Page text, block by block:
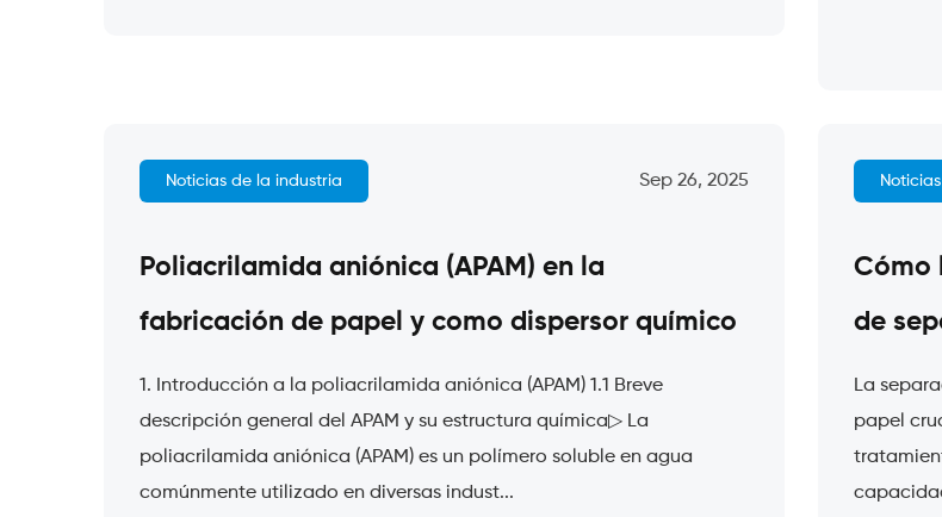
Noticias de la industria Sep 26, 2025
Poliacrilamida aniónica (APAM) en la
fabricación de papel y como dispersor químico
1. Introducción a la poliacrilamida aniónica (APAM) 1.1 Breve
descripción general del APAM y su estructura química▷ La
poliacrilamida aniónica (APAM) es un polímero soluble en agua
comúnmente utilizado en diversas indust...
Cómo
de
La
papel